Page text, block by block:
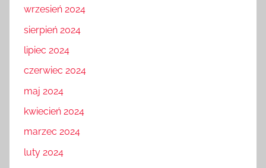
wrzesień 2024
sierpień 2024
lipiec 2024
czerwiec 2024
maj 2024
kwiecień 2024
marzec 2024
luty 2024